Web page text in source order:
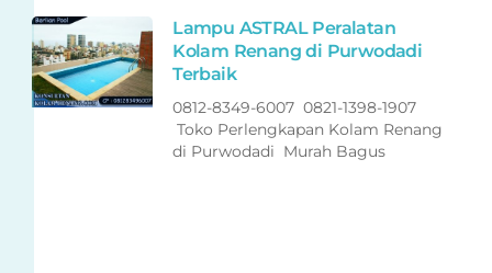
Lampu ASTRAL Peralatan
Kolam Renang di Purwodadi
Terbaik
0812-8349-6007 0821-1398-1907
Toko Perlengkapan Kolam Renang
di Purwodadi Murah Bagus